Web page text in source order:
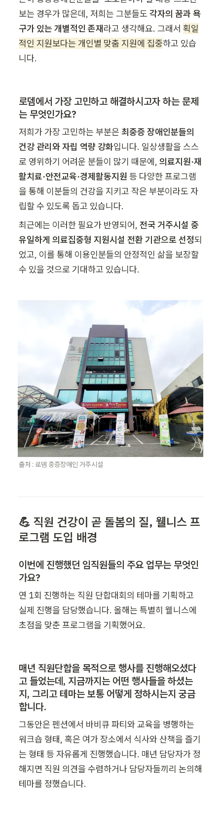
보는 경우가 많은데, 저희는 그분들도 각자의 꿈과 욕
구가 있는 개별적인 존재라고 생각해요. 그래서 획일
적인 지원보다는 개인별 맞춤 지원에 집중하고 있습
니다.
로뎀에서 가장 고민하고 해결하시고자 하는 문제
는 무엇인가요?
저희가 가장 고민하는 부분은 최중증 장애인분들의
건강 관리와 자립 역량 강화입니다. 일상생활을 스스
로 영위하기 어려운 분들이 많기 때문에, 의료지원·재
활치료·안전교육·경제활동지원 등 다양한 프로그램
을 통해 이분들의 건강을 지키고 작은 부분이라도 자
립할 수 있도록 돕고 있습니다.
최근에는 이러한 필요가 반영되어, 전국 거주시설 중
유일하게 의료집중형 지원시설 전환 기관으로 선정되
었고, 이를 통해 이용인분들의 안정적인 삶을 보장할
수 있을 것으로 기대하고 있습니다.
출처 : 로뎀 중증장애인 거주시설
💪 직원 건강이 곧 돌봄의 질, 웰니스 프
로그램 도입 배경
이번에 진행했던 임직원들의 주요 업무는 무엇인
가요?
연 1회 진행하는 직원 단합대회의 테마를 기획하고
실제 진행을 담당했습니다. 올해는 특별히 웰니스에
초점을 맞춘 프로그램을 기획했어요.
매년 직원단합을 목적으로 행사를 진행해오셨다
고 들었는데, 지금까지는 어떤 행사들을 하셨는
지, 그리고 테마는 보통 어떻게 정하시는지 궁금
합니다.
그동안은 펜션에서 바비큐 파티와 교육을 병행하는
워크숍 형태, 혹은 여가 장소에서 식사와 산책을 즐기
는 형태 등 자유롭게 진행했습니다. 매년 담당자가 정
해지면 직원 의견을 수렴하거나 담당자들끼리 논의해
테마를 정했습니다.